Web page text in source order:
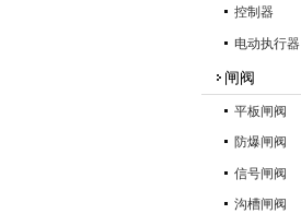
控制器
电动执行器
闸阀
平板闸阀
防爆闸阀
信号闸阀
沟槽闸阀